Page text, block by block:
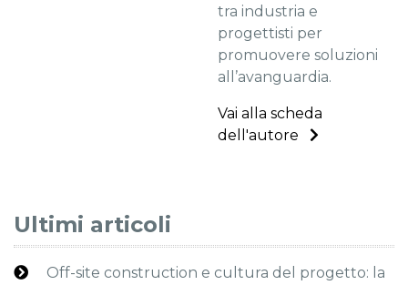
tra industria e
progettisti per
promuovere soluzioni
all’avanguardia.
Vai alla scheda
dell'autore
Ultimi articoli
Off-site construction e cultura del progetto: la